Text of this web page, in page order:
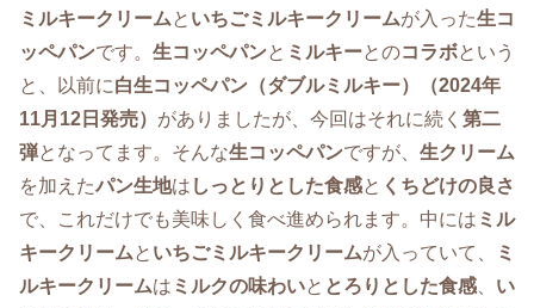
ミルキークリームと いちごミルキークリームが入った生コ
ッペパンです。 生コッペパンと ミルキーとのコラボという
と、以前に白生コッペパン（ダブルミルキー）（2024年
11月12日発売） がありましたが、今回はそれに続く 第二
弾となってます。そんな生コッペパンですが、 生クリーム
を加えたパン生地は しっとりとした食感と くちどけの良さ
で、これだけでも美味しく食べ進められます。中には ミル
キークリームと いちごミルキークリームが入っていて、
ミ
ルキークリームは ミルクの味わいと とろりとした食感
い